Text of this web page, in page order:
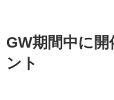
GW期間中に
ント